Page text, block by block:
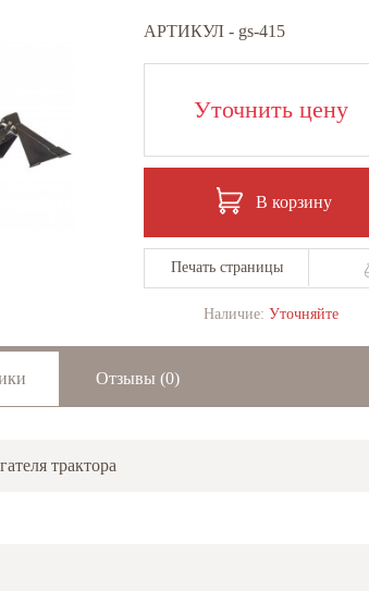
АРТИКУЛ - gs-415
Уточнить цену
В корзину
Печать страницы
Наличие: Уточняйте
Отзывы (0)
трактора